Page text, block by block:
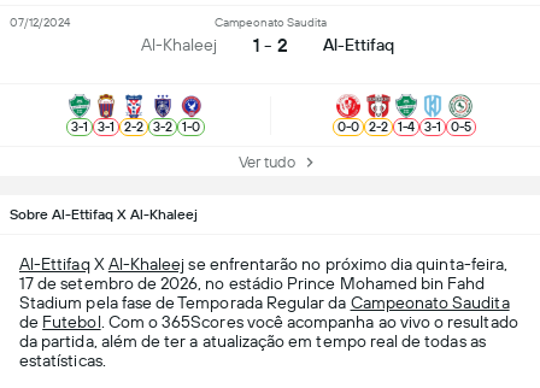
Al-Khaleej
Campeonato Saudita
1 - 2 Al-Ettifaq
07/12/2024
3-1 3-1 2-2 3-2 1-0 0-0 2-2 1-4 3-1 0-5
Ver tudo
Sobre Al-Ettifaq X Al-Khaleej
Al-EttifaqX Al-Khaleejse enfrentarão no próximo dia quinta-feira,
17 de setembro de 2026, no estádio Prince Mohamed bin Fahd
Stadium pela fase de Temporada Regular da Campeonato Saudita
de Futebol . Com o 365Scores você acompanha ao vivo o resultado
da partida, além de ter a atualização em tempo real de todas as
estatísticas.